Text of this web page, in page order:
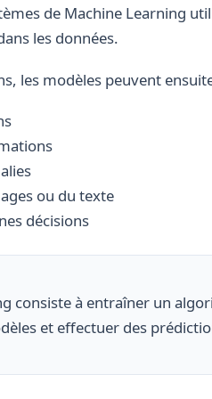
de Machine Learning
les données.
les modèles peuvent
ou du texte
décisions
consiste à entraîner un
et effectuer des